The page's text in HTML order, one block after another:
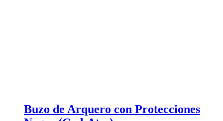
Buzo de Arquero con Protecciones